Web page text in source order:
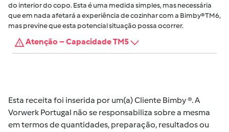
do interior do copo. Esta é uma medida simples, mas necessária
que em nada afetará a experiência de cozinhar com a Bimby® TM6,
mas previne que esta potencial situação possa ocorrer.
Atenção – Capacidade TM5
Esta receita foi inserida por um(a) Cliente Bimby ®. A
Vorwerk Portugal não se responsabiliza sobre a mesma
em termos de quantidades, preparação, resultados ou